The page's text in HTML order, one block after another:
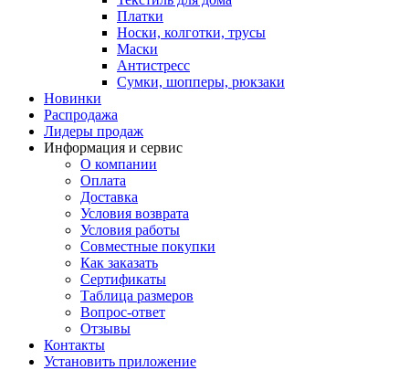
Платки
Носки, колготки, трусы
Маски
Антистресс
Сумки, шопперы, рюкзаки
Новинки
Распродажа
Лидеры продаж
Информация и сервис
О компании
Оплата
Доставка
Условия возврата
Условия работы
Совместные покупки
Как заказать
Сертификаты
Таблица размеров
Вопрос-ответ
Отзывы
Контакты
Установить приложение